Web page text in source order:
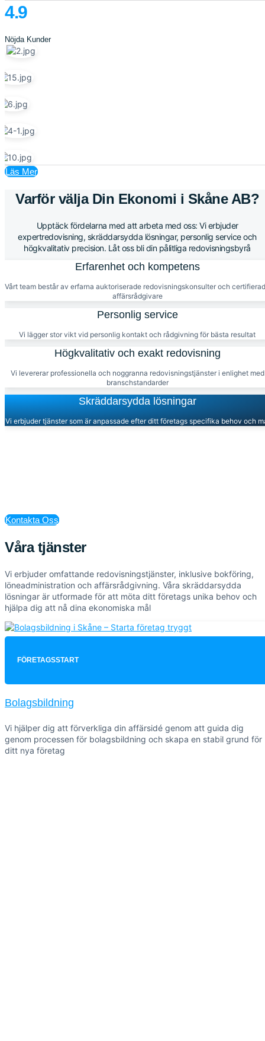
4.9
Nöjda Kunder
Läs Mer
Varför välja Din Ekonomi i Skåne AB?
Upptäck fördelarna med att arbeta med oss: Vi erbjuder
expertredovisning, skräddarsydda lösningar, personlig service och
högkvalitativ precision. Låt oss bli din pålitliga redovisningsbyrå
Erfarenhet och kompetens
Vårt team består av erfarna auktoriserade redovisningskonsulter och
affärsrådgivare
Personlig service
Vi lägger stor vikt vid personlig kontakt och rådgivning för bästa resultat
Högkvalitativ och exakt redovisning
Vi levererar professionella och noggranna redovisningstjänster i enlighet med
branschstandarder
Skräddarsydda lösningar
Vi erbjuder tjänster som är anpassade efter ditt företags specifika behov och
Kontakta Oss
Våra tjänster
Vi erbjuder omfattande redovisningstjänster, inklusive bokföring,
löneadministration och affärsrådgivning. Våra skräddarsydda
lösningar är utformade för att möta ditt företags unika behov och
hjälpa dig att nå dina ekonomiska mål
FÖRETAGSSTART
Bolagsbildning
Vi hjälper dig att förverkliga din affärsidé genom att guida dig
genom processen för bolagsbildning och skapa en stabil grund för
ditt nya företag